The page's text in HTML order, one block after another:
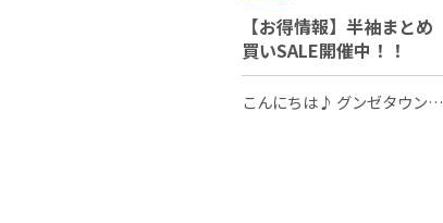
【お得情報】半袖まとめ
買いSALE開催中！！
こんにちは♪ グンゼタウンセンターつかしん2FのABC-MARTです！ 今回はSALE企画のご紹介です。 NIKE・adidasの夏物商品がお値下げ中です！！ 期間限定で 『半袖(Tシャツ・ポロシャツ・半袖シャツなど）2点以上ご購入でレジにて20％OFF』 かなり嬉しい企画となっています♡ 8/7日（金）～8/20日（木）までの期間限定企画となります。 まだまだ暑い日が続くので、是非お得に半袖をゲットしちゃいましょう☆ 新作も続々入荷中です！ぜひお立ち寄りください♪ (HP担当：H)